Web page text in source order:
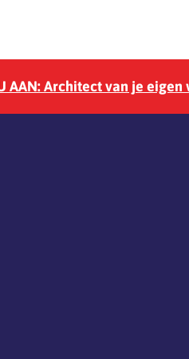
AAN: Architect van je